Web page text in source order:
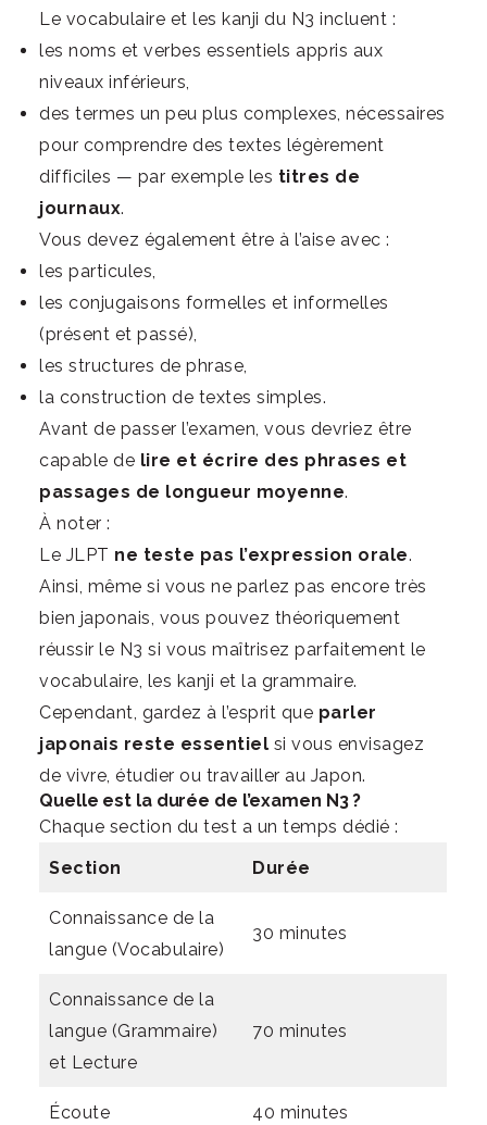
Le vocabulaire et les kanji du N3 incluent :
les noms et verbes essentiels appris aux
niveaux inférieurs,
des termes un peu plus complexes, nécessaires
pour comprendre des textes légèrement
difficiles — par exemple les titres de
journaux.
Vous devez également être à l’aise avec :
les particules,
les conjugaisons formelles et informelles
(présent et passé),
les structures de phrase,
la construction de textes simples.
Avant de passer l’examen, vous devriez être
capable de lire et écrire des phrases et
passages de longueur moyenne.
À noter :
Le JLPT ne teste pas l’expression orale.
Ainsi, même si vous ne parlez pas encore très
bien japonais, vous pouvez théoriquement
réussir le N3 si vous maîtrisez parfaitement le
vocabulaire, les kanji et la grammaire.
Cependant, gardez à l’esprit que parler
japonais reste essentiel si vous envisagez
de vivre, étudier ou travailler au Japon.
Quelle est la durée de l’examen N3 ?
Chaque section du test a un temps dédié :
Section
Durée
Connaissance de la
langue (Vocabulaire)
30 minutes
Connaissance de la
langue (Grammaire)
et Lecture
70 minutes
Écoute 40 minutes